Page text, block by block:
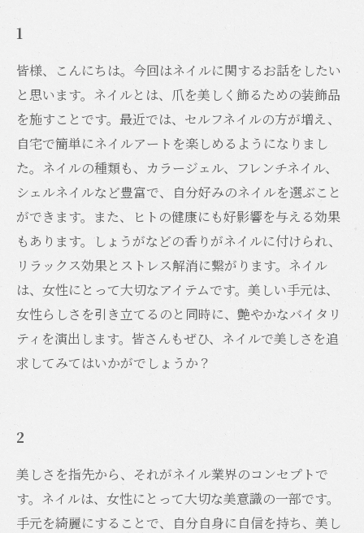
1
皆様、こんにちは。今回はネイルに関するお話をしたい
と思います。ネイルとは、爪を美しく飾るための装飾品
を施すことです。最近では、セルフネイルの方が増え、
自宅で簡単にネイルアートを楽しめるようになりまし
た。ネイルの種類も、カラージェル、フレンチネイル、
シェルネイルなど豊富で、自分好みのネイルを選ぶこと
ができます。また、ヒトの健康にも好影響を与える効果
もあります。しょうがなどの香りがネイルに付けられ、
リラックス効果とストレス解消に繋がります。ネイル
は、女性にとって大切なアイテムです。美しい手元は、
女性らしさを引き立てるのと同時に、艶やかなバイタリ
ティを演出します。皆さんもぜひ、ネイルで美しさを追
求してみてはいかがでしょうか？
2
美しさを指先から、それがネイル業界のコンセプトで
す。ネイルは、女性にとって大切な美意識の一部です。
手元を綺麗にすることで、自分自身に自信を持ち、美し